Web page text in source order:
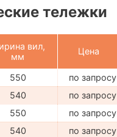
тележки
вил,
мм
Цена
550
по запросу
540 по запросу
550
по запросу
540 по запросу